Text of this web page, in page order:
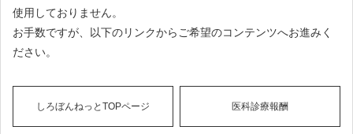
使用しておりません。
お手数ですが、以下のリンクからご希望のコンテンツへお進みく
ださい。
しろぼんねっとTOPページ 医科診療報酬